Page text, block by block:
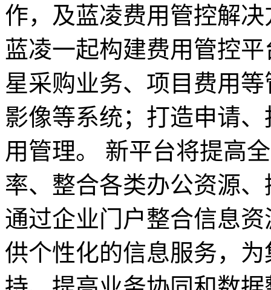
作，及蓝凌费用管控解
蓝凌一起构建费用管控
星采购业务、项目费用
影像等系统；打造申请
用管理。 新平台将提高
率、整合各类办公资源
通过企业门户整合信息
供个性化的信息服务，